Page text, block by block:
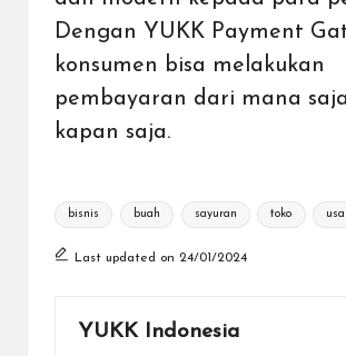
Dengan YUKK Payment
konsumen bisa melakukan
pembayaran dari mana
kapan saja.
Tags:
bisnis buah sayuran toko
Last updated on 24/01/2024
YUKK Indonesia